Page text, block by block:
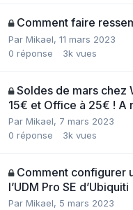
Comment faire
Par Mikael, 11 mars 2023
0 réponse 3k vues
Soldes de mars chez
15€ et Office à 25€ ! A
Par Mikael, 7 mars 2023
0 réponse 3k vues
Comment configurer
l’UDM Pro SE d’Ubiquiti
Par Mikael, 5 mars 2023